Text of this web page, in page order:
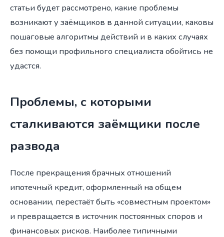
статьи будет рассмотрено, какие проблемы
возникают у заёмщиков в данной ситуации, каковы
пошаговые алгоритмы действий и в каких случаях
без помощи профильного специалиста обойтись не
удастся.
Проблемы, с которыми
сталкиваются заёмщики после
развода
После прекращения брачных отношений
ипотечный кредит, оформленный на общем
основании, перестаёт быть «совместным проектом»
и превращается в источник постоянных споров и
финансовых рисков. Наиболее типичными